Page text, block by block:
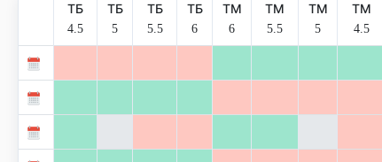
ТБ
4.5
ТБ
5
ТБ
5.5
ТБ
6
ТМ
6
ТМ
5.5
ТМ
5
ТМ
4.5